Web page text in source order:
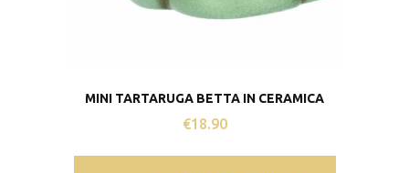
MINI TARTARUGA BETTA IN CERAMICA
€18.90